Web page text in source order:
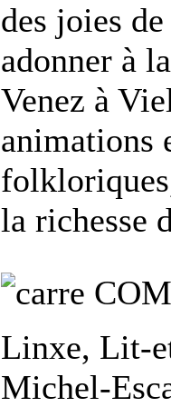
des joies
adonner à
Venez à
animations
la richesse
Linxe, Lit-
Michel-